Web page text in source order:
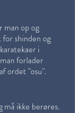
op og
shinden og
i
forlader
ordet "osu".
må ikke berøres.